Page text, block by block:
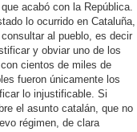
acabó con la República.
lo ocurrido en Cataluña,
al pueblo, es decir
y obviar uno de los
cientos de miles de
fueron únicamente los
lo injustificable. Si
el asunto catalán, que no
régimen, de clara